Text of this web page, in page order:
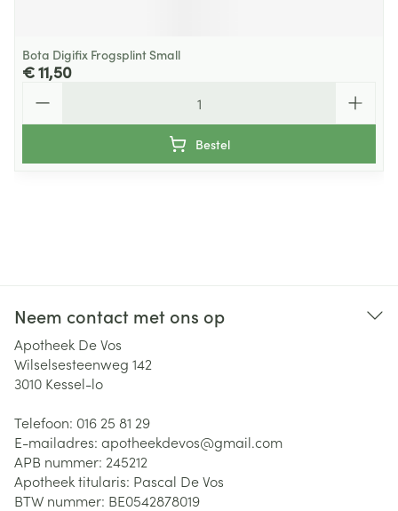
Bota Digifix Frogsplint Small
€ 11,50
Bestel
Neem contact met ons op
Apotheek De Vos
Wilselsesteenweg 142
3010 Kessel-lo
Telefoon: 016 25 81 29
E-mailadres: apotheekdevos@gmail.com
APB nummer: 245212
Apotheek titularis: Pascal De Vos
BTW nummer: BE0542878019